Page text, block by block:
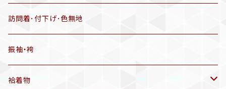
半幅帯
有松絞り浴衣(6～9月頃)
リサイクル着物
リサイクル帯
アンティーク帯
アンティーク仕立てかえ帯
訪問着･付下げ･色無地
振袖・袴
袷着物